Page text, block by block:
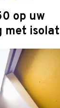
op uw
met